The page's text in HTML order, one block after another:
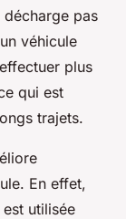
pas
véhicule
plus
qui est
trajets.
En effet,
utilisée